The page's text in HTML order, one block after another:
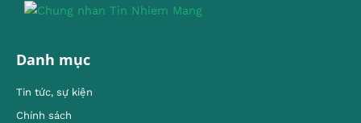
Danh mục
Tin tức, sự kiện
Chính sách